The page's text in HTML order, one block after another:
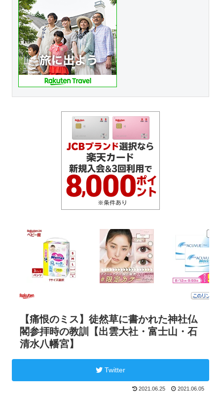
【痛恨のミス】徒然草に書かれた神社仏
閣参拝時の教訓【出雲大社・富士山・石
清水八幡宮】
Twitter
2021.06.25 2021.06.05